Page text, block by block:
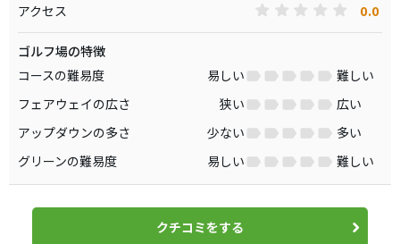
アクセス 0.0
ゴルフ場の特徴
コースの難易度
易しい
難しい
フェアウェイの広さ
狭い
広い
アップダウンの多さ
少ない
多い
グリーンの難易度
易しい 難しい
クチコミをする